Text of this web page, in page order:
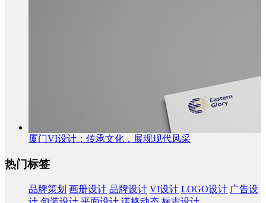
厦门VI设计：传承文化，展现现代风采
热门标签
品牌策划 画册设计 品牌设计 VI设计 LOGO设计 广告设